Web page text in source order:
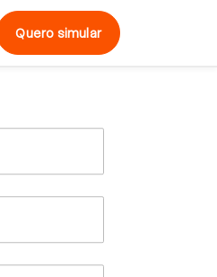
Quero simular